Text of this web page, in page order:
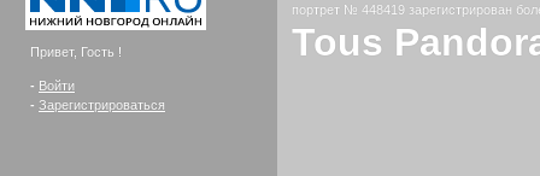
Привет, Гость !
- Войти
- Зарегистрироваться
портрет № 448419 зарегистрирован
Tous